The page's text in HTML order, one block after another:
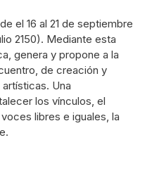
el 16 al 21 de septiembre
2150). Mediante esta
genera y propone a la
de creación y
Una
los vínculos, el
libres e iguales, la